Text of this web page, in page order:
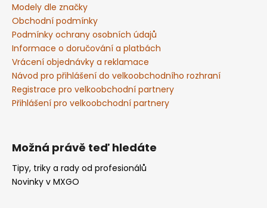
Modely dle značky
Obchodní podmínky
Podmínky ochrany osobních údajů
Informace o doručování a platbách
Vrácení objednávky a reklamace
Návod pro přihlášení do velkoobchodního rozhraní
Registrace pro velkoobchodní partnery
Přihlášení pro velkoobchodní partnery
Možná právě teď hledáte
Tipy, triky a rady od profesionálů
Novinky v MXGO